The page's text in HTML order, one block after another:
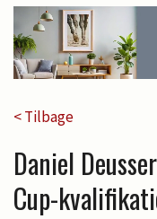
< Tilbage
Daniel
Cup-